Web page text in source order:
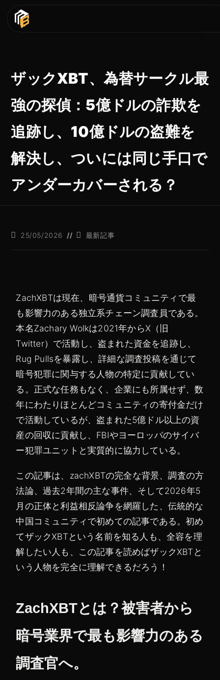
ザックXBT、為替サークル最
強の探偵：5億ドルの詐欺を
追跡し、10億ドルの盗難を
解決し、ついには同じ手口で
アンダーカバーされる？
25/05/2026 最新記事
ZachXBTは現在、暗号通貨コミュニティで最
も影響力のある独立系チェーン調査員である。
本名Zachary Wolkは2021年からX（旧
Twitter）で活動し、盗まれた資金を追跡し、
Rug Pullsを暴露し、詳細な調査投稿を通じて
暗号犯罪に関与する人物の特定に貢献してい
る。正式な任務もなく、企業にも所属せず、数
年にわたりほとんどコミュニティの寄付金だけ
で活動しているが、盗まれた5億ドル以上の資
産の回収に貢献し、FBIやヨーロッパのサイバ
ー犯罪ユニットと実質的に協力している。
この記事は、zachXBTの完全な背景、調査の方
法論、過去2年間の主な事件、そして2026年5
月の正体と利益相反論争を網羅した、伝統的な
中国コミュニティで初めての記事である。初め
てザックXBTという名前を知る人も、全容を理
解したい人も、この記事を読めばザックXBTと
いう人物を完全に理解できるだろう！
ZachXBTとは？被害者から
暗号業界で最も影響力のある
調査官へ。